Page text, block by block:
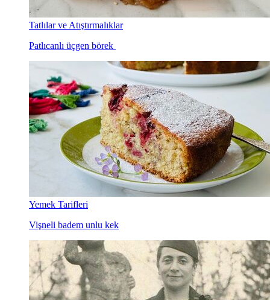
Tatlılar ve Atıştırmalıklar
Patlıcanlı üçgen börek
Yemek Tarifleri
Vişneli badem unlu kek